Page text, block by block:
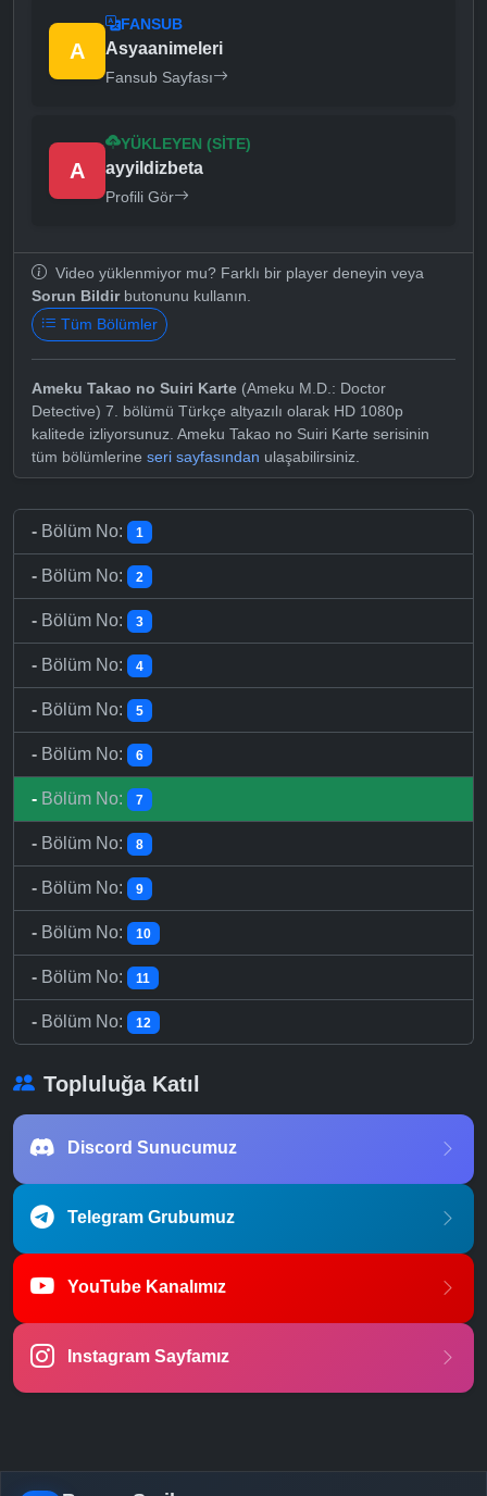
A
FANSUB
Asyaanimeleri
Fansub Sayfası
A
YÜKLEYEN (SITE)
ayyildizbeta
Profili Gör
Video yüklenmiyor mu? Farklı bir player deneyin veya
Sorun Bildirbutonunu kullanın.
Tüm Bölümler
Ameku Takao no Suiri Karte (Ameku M.D.: Doctor
Detective) 7. bölümü Türkçe altyazılı olarak HD 1080p
kalitede izliyorsunuz. Ameku Takao no Suiri Karte serisinin
tüm bölümlerine seri sayfasından ulaşabilirsiniz.
- Bölüm No: 1
- Bölüm No: 2
- Bölüm No: 3
- Bölüm No: 4
- Bölüm No: 5
- Bölüm No: 6
- Bölüm No: 7
- Bölüm No: 8
- Bölüm No: 9
- Bölüm No: 10
- Bölüm No: 11
- Bölüm No: 12
Topluluğa Katıl
Discord Sunucumuz
Telegram Grubumuz
YouTube Kanalımız
Instagram Sayfamız